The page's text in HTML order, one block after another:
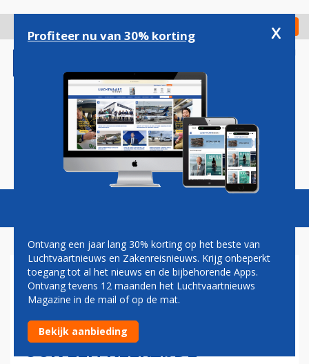
gaan
Check in
Magazine Podcasts Vacatures
VAKANTIE NAAR JAPAN STUK
GOEDKOPER, MAAR VOOR
JAPAN AIRLINES HEEFT DAT
OOK EEN KEERZIJDE
Profiteer nu van 30% korting x
Ontvang een jaar lang 30% korting op het beste van
Luchtvaartnieuws en Zakenreisnieuws. Krijg onbeperkt
toegang tot al het nieuws en de bijbehorende Apps.
Ontvang tevens 12 maanden het Luchtvaartnieuws
Magazine in de mail of op de mat.
Bekijk aanbieding